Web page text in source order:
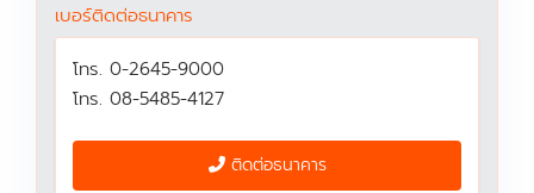
เบอร์ติดต่อธนาคาร
โทร. 0-2645-9000
โทร. 08-5485-4127
ติดต่อธนาคาร